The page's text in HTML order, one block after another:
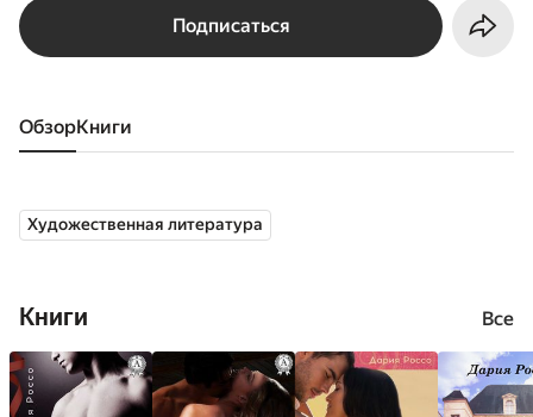
Подписаться
Обзор книги
Художественная литература
Книги Все